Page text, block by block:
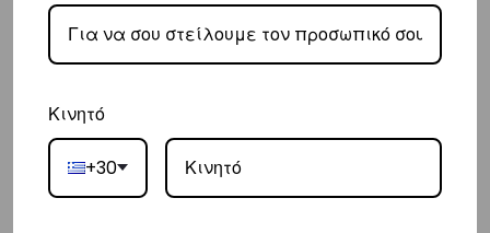
– Η συνεργαζόμενη εταιρεία ταχυμεταφορών,Courier Center, θα
αναλάβει την παράδοσή σας.
– Οι χρόνοι παράδοσης συνήθως κυμαίνονται από 1-3 εργάσιμες
ημέρες.
– Προσφέρουμε επίσης αντικαταβολή για παραγγελίες σε όλη την
Ελλάδα με extra χρέωση €2.
Κινητό
+30